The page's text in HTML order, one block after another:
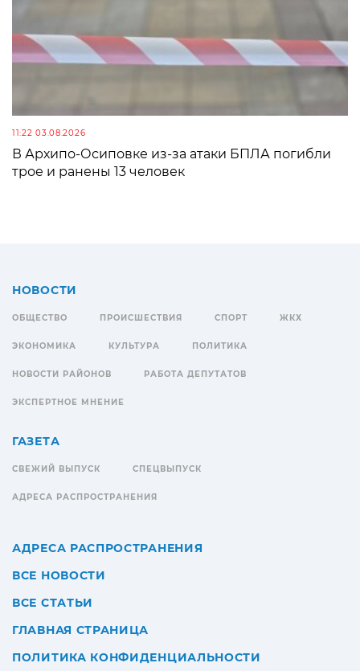
11:22 03.08.2026
В Архипо-Осиповке из-за атаки БПЛА погибли
трое и ранены 13 человек
НОВОСТИ
ОБЩЕСТВО ПРОИСШЕСТВИЯ СПОРТ ЖКХ
ЭКОНОМИКА КУЛЬТУРА ПОЛИТИКА
НОВОСТИ РАЙОНОВ РАБОТА ДЕПУТАТОВ
ЭКСПЕРТНОЕ МНЕНИЕ
ГАЗЕТА
СВЕЖИЙ ВЫПУСК СПЕЦВЫПУСК
АДРЕСА РАСПРОСТРАНЕНИЯ
АДРЕСА РАСПРОСТРАНЕНИЯ
ВСЕ НОВОСТИ
ВСЕ СТАТЬИ
ГЛАВНАЯ СТРАНИЦА
ПОЛИТИКА КОНФИДЕНЦИАЛЬНОСТИ